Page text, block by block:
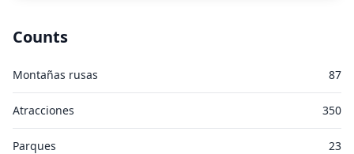
Counts
Montañas rusas 87
Atracciones 350
Parques 23